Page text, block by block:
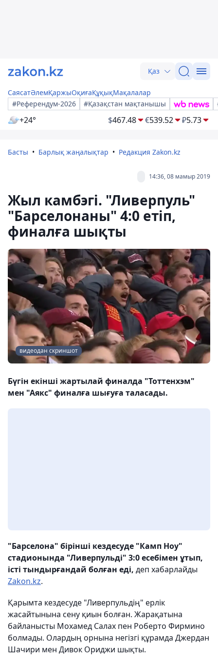
Қаз
СаясатӘлемҚаржыОқиғаҚұқықМақалалар
#Референдум-2026
#Қазақстан мақтанышы
+24° $467.48 €539.52 ₽5.73
Басты Барлық жаңалықтар Редакция Zakon.kz
14:36, 08 мамыр 2019
Жыл камбэгі. "Ливерпуль"
"Барселонаны" 4:0 етіп,
финалға шықты
видеодан скриншот
Бүгін екінші жартылай финалда "Тоттенхэм"
мен "Аякс" финалға шығуға таласады.
"Барселона" бірінші кездесуде "Камп Ноу"
стадионында "Ливерпульді" 3:0 есебімен ұтып,
істі тындырғандай болған еді, деп хабарлайды
Zakon.kz.
Қарымта кездесуде "Ливерпульдің" ерлік
жасайтынына сену қиын болған. Жарақатына
байланысты Мохамед Салах пен Роберто Фирмино
болмады. Олардың орнына негізгі құрамда Джердан
Шачири мен Дивок Ориджи шықты.